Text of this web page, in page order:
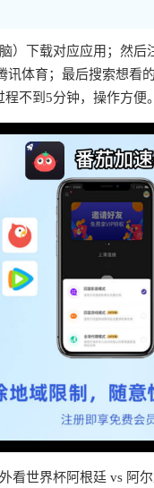
）下载对应应用；然
体育；最后搜索想看
不到5分钟，操作方便。
世界杯阿根廷 vs 阿